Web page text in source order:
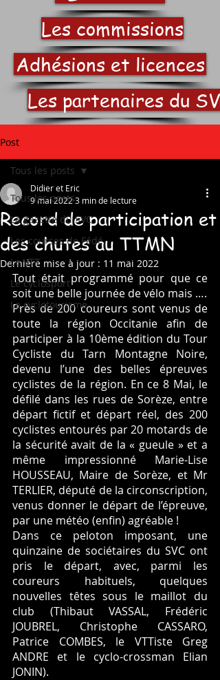
Les commissions
Adhésions et licences
Les partenaires du SVC
Post
Tous les posts
La gazette du SVC
Les courses de Fédé
Le VTT
Le cyclosport
Le cyclotourisme
Tous les posts
Record de participation et
des chutes au TTMN
Didier et Eric
9 mai 20223 min de lecture
Dernière mise à jour : 11 mai 2022
Tout était programmé pour que ce
soit une belle journée de vélo mais ….
Près de 200 coureurs sont venus de
toute la région Occitanie afin de
participer à la 10ème édition du Tour
Cycliste du Tarn Montagne Noire,
devenu l’une des belles épreuves
cyclistes de la région. En ce 8 Mai, le
défilé dans les rues de Sorèze, entre
départ fictif et départ réel, des 200
cyclistes entourés par 20 motards de
la sécurité avait de la « gueule » et a
même impressionné Marie-Lise
HOUSSEAU, Maire de Sorèze, et Mr
TERLIER, député de la circonscription,
venus donner le départ de l’épreuve,
par une météo (enfin) agréable !
Dans ce peloton imposant, une
quinzaine de sociétaires du SVC ont
pris le départ, avec, parmi les
coureurs habituels, quelques
nouvelles têtes sous le maillot du
club (Thibaut VASSAL, Frédéric
JOUBREL, Christophe CASSARO,
Patrice COMBES, le VTTiste Greg
ANDRE et le cyclo-crossman Elian
JONIN).